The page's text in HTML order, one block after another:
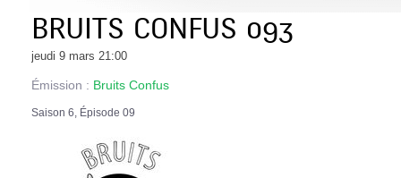
BRUITS CONFUS 093
jeudi 9 mars 21:00
Émission : Bruits Confus
Saison 6, Épisode 09